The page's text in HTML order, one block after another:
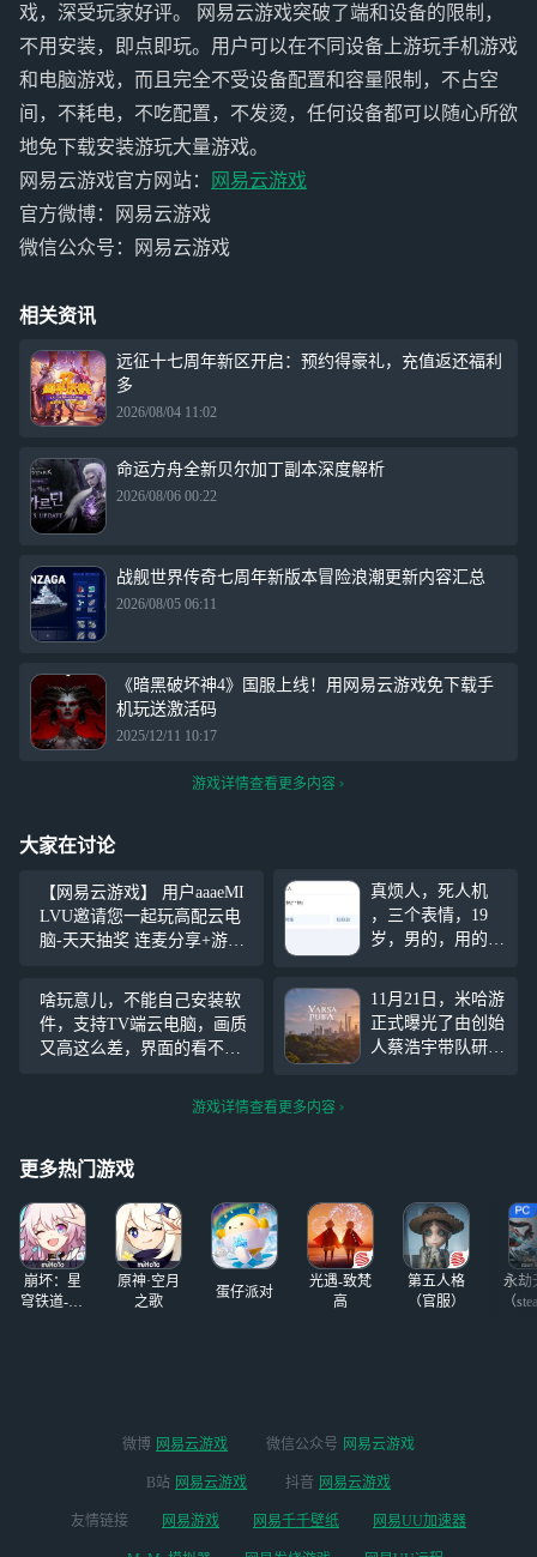
戏，深受玩家好评。 网易云游戏突破了端和设备的限制，
不用安装，即点即玩。用户可以在不同设备上游玩手机游戏
和电脑游戏，而且完全不受设备配置和容量限制，不占空
间，不耗电，不吃配置，不发烫，任何设备都可以随心所欲
地免下载安装游玩大量游戏。
网易云游戏官方网站：
网易云游戏
官方微博：网易云游戏
微信公众号：网易云游戏
相关资讯
远征十七周年新区开启：预约得豪礼，充值返还福利
多
2026/08/04 11:02
命运方舟全新贝尔加丁副本深度解析
2026/08/06 00:22
战舰世界传奇七周年新版本冒险浪潮更新内容汇总
2026/08/05 06:11
《暗黑破坏神4》国服上线！用网易云游戏免下载手
机玩送激活码
2025/12/11 10:17
游戏详情查看更多内容
大家在讨论
【网易云游戏】 用户aaaeMI
LVU邀请您一起玩高配云电
脑-天天抽奖 连麦分享+游戏
戏一起玩吧~ https://cg.163.co
m?page=live&user_id=6
真烦人，死人机
，三个表情，19
岁，男的，用的手
多块钱多块钱，拼
多多上面买的，真
的是笑死了，天天
就知道打游戏，他
啥玩意儿，不能自己安装软
件，支持TV端云电脑，画质
又高这么差，界面的看不见
11月21日，米哈游
正式曝光了由创始
人蔡浩宇带队研发
放世界游戏，以其
独特的写实风格与
沉浸式叙事，预示
着二次元游戏下一
个世代的到来。
担心，现在有一个
更方便的解决方案
游戏详情查看更多内容
更多热门游戏
崩坏：星
穹铁道-4.4
原神·空月
之歌
蛋仔派对
光遇-致梵
高
第五人格
（官服）
永劫
（
微博 网易云游戏 微信公众号 网易云游戏
B站 网易云游戏 抖音 网易云游戏
友情链接 网易游戏 网易千千壁纸 网易UU加速器